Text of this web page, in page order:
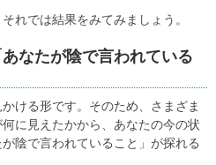
れでは結果をみてみましょう。
あなたが陰で言われている
ける形です。そのため、さまざま
に見えたかから、あなたの今の状
陰で言われていること」が探れる